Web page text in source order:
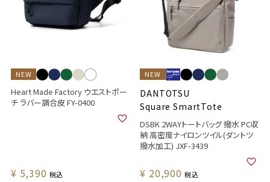
NEW
Heart Made Factory ウエストポー
チ ラバー調合皮 FY-0400
¥ 5,390 税込
NEW
DANTOTSU
Square SmartTote
DSBK 2WAYトートバッグ 撥水 PC収
納 高密度ナイロンツイル(ダントツ
撥水加工) JXF-3439
¥ 20,900 税込